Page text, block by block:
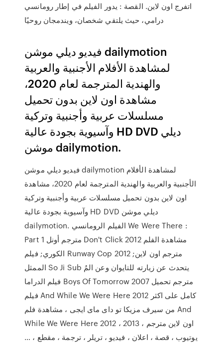
اتفرج اون لاين. القصة : يدور الفيلم في إطار رومانسي
درامي، حيث يلتقي شخصان، ويندمجان روحيًا
فيديو ديلي موشن dailymotion
لمشاهدة الأفلام الأجنبية والعربية
والهندية المترجمة لعام 2020،
مشاهدة اون لاين بدون تحميل
مسلسلات عربية وأجنبية وتركية
وآسيوية بجودة عالية HD DVD ديلي
موشن dailymotion.
فيديو ديلي موشن dailymotion لمشاهدة الأفلام
الأجنبية والعربية والهندية المترجمة لعام 2020، مشاهدة
اون لاين بدون تحميل مسلسلات عربية وأجنبية وتركية
وآسيوية بجودة عالية HD DVD ديلي موشن
dailymotion. الفيلم الرومانسي We Were There :
Part 1 مترجم أونل Don't Click 2012 مشاهدة الفلم
الكوري; فيلم Runway Cop 2012 مترجم اون لاين;
الممثل So Ji Sub يتحدث عن زيارته للتايوان وعن المُ
فيلم الدراما Boys Of Tomorrow 2007 مترجم تحميل
فيلم And While We Were Here 2012 كامل على اكثر
من سيرف مزيكا تو داى ماى ايجى ، مشاهدة فلم And
While We Were Here 2012 اون لاين مترجم ، 2013 ،
يوتيوب ، قصة ، اعلان ، فيديو ، تريلر ، ترجمة ، مقطع ، …